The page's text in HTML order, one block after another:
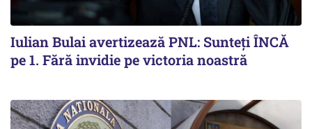
Iulian Bulai avertizează PNL: Sunteți ÎNCĂ
pe 1. Fără invidie pe victoria noastră